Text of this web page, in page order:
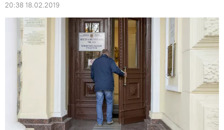
20:38 18.02.2019